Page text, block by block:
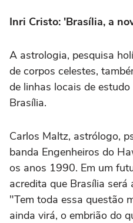
Inri Cristo: 'Brasília, a
A astrologia, pesquisa
de corpos celestes,
de linhas locais de
Brasília.
Carlos Maltz, astrólogo,
banda Engenheiros do
os anos 1990. Em um
acredita que Brasília será
"Tem toda essa questão
ainda virá, o embrião do